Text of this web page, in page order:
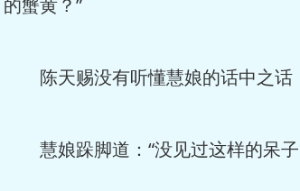
的蟹黄？”
陈天赐没有听懂慧娘的话中之话
慧娘跺脚道：“没见过这样的呆子